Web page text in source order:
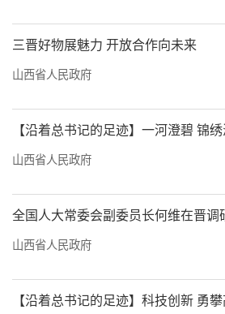
三晋好物展魅力 开放合作向未来
山西省人民政府
【沿着总书记的足迹】一河澄碧 锦
山西省人民政府
全国人大常委会副委员长何维在晋调
山西省人民政府
【沿着总书记的足迹】科技创新 勇